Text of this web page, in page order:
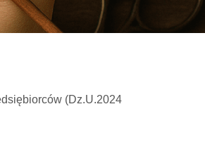
(Dz.U.2024